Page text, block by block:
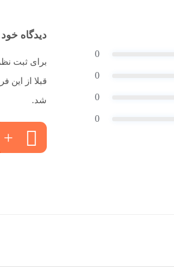
0
0
0
0
دیدگاه خود
برای ثبت
قبلا از
شد.